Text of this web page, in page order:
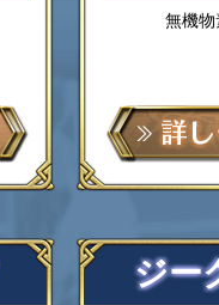
無機物
ジー